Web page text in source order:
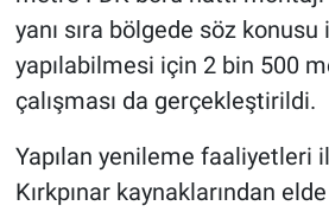
yanı sıra bölgede söz konusu
yapılabilmesi için 2 bin 500
çalışması da gerçekleştirildi.
Yapılan yenileme faaliyetleri
Kırkpınar kaynaklarından